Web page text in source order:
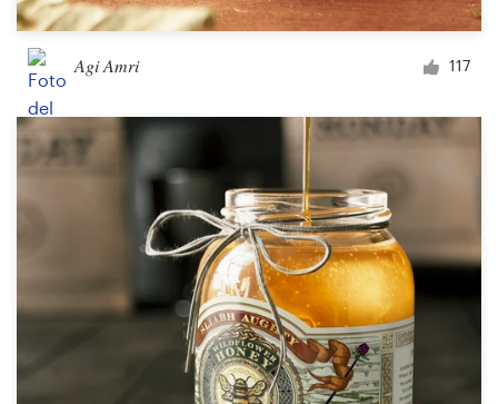
Agi Amri 117